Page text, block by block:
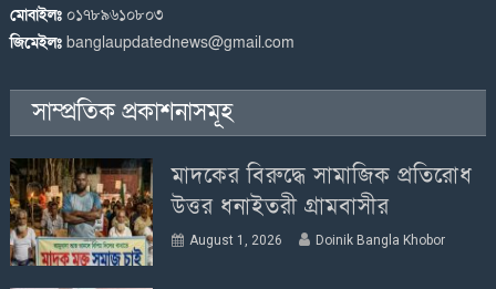
মোবাইলঃ ০১৭৮৯৬১০৮০৩
জিমেইলঃ banglaupdatednews@gmail.com
সাম্প্রতিক প্রকাশনাসমূহ
মাদকের বিরুদ্ধে সামাজিক প্রতিরোধ
উত্তর ধনাইতরী গ্রামবাসীর
August 1, 2026 Doinik Bangla Khobor